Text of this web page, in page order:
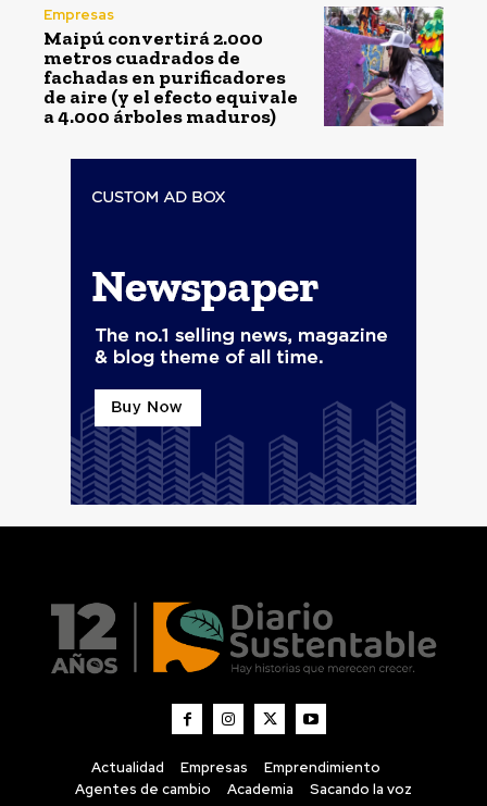
Empresas
Maipú convertirá 2.000
metros cuadrados de
fachadas en purificadores
de aire (y el efecto equivale
a 4.000 árboles maduros)
Actualidad Empresas
Emprendimiento
Agentes de cambio
Academia Sacando la voz